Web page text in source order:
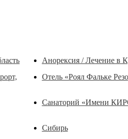
Анорексия / Лечение в
Отель «Роял Фальке
Санаторий «Имени
Сибирь